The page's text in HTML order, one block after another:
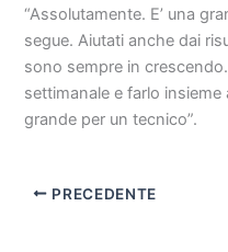
“Assolutamente. E’ una
segue. Aiutati anche dai
sono sempre in
settimanale e farlo
grande per un tecnico”.
PRECEDENTE